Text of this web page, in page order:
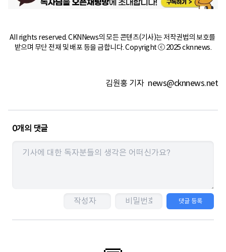
All rights reserved. CKNNews의 모든 콘텐츠(기사)는 저작권법의 보호를
받으며 무단 전재 및 배포 등을 금합니다. Copyright ⓒ 2025 cknnews.
김원홍 기자 news@cknnews.net
0개의 댓글
댓글 등록